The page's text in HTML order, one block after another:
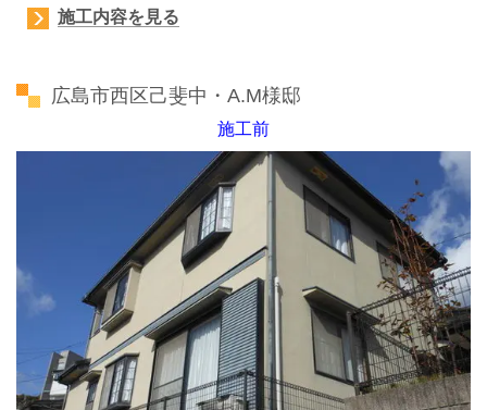
施工内容を見る
広島市西区己斐中・A.M様邸
施工前